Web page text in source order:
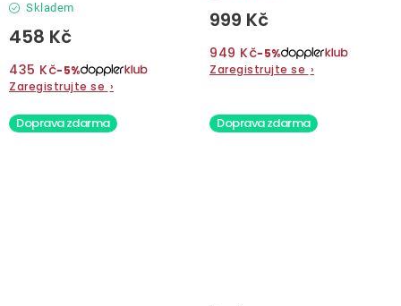
Skladem
458 Kč
435 Kč−5%
Zaregistrujte se ›
999 Kč
949 Kč−5%
Zaregistrujte se ›
Doprava zdarma Doprava zdarma